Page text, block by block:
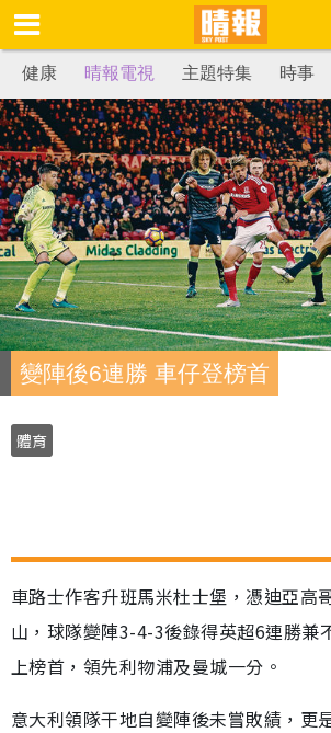
健康 晴報電視 主題特集 時事
變陣後6連勝 車仔登榜首
體育
車路士作客升班馬米杜士堡，憑迪亞高
山，球隊變陣3-4-3後錄得英超6連勝兼
上榜首，領先利物浦及曼城一分。
意大利領隊干地自變陣後未嘗敗績，更